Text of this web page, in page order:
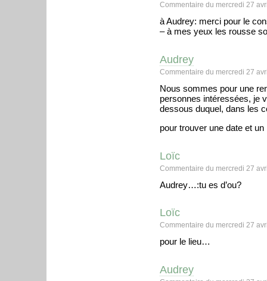
Commentaire du mercredi 27
à Audrey: merci pour le
– à mes yeux les rousse
Audrey
Commentaire du mercredi 27
Nous sommes pour une
personnes intéressées, je
dessous duquel, dans les
pour trouver une date et
Loïc
Commentaire du mercredi 27
Audrey…:tu es d’ou?
Loïc
Commentaire du mercredi 27
pour le lieu…
Audrey